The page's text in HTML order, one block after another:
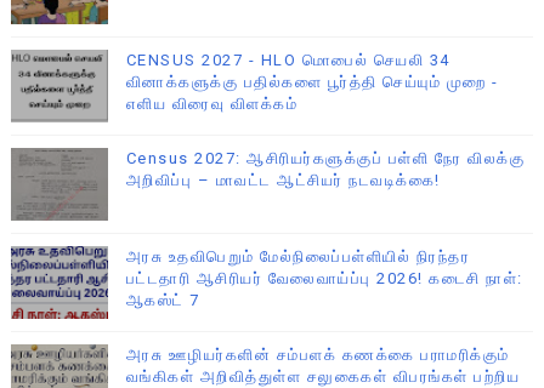
CENSUS 2027 - HLO மொபைல் செயலி 34
வினாக்களுக்கு பதில்களை பூர்த்தி செய்யும் முறை -
எளிய விரைவு விளக்கம்
Census 2027: ஆசிரியர்களுக்குப் பள்ளி நேர விலக்கு
அறிவிப்பு – மாவட்ட ஆட்சியர் நடவடிக்கை!
அரசு உதவிபெறும் மேல்நிலைப்பள்ளியில் நிரந்தர
பட்டதாரி ஆசிரியர் வேலைவாய்ப்பு 2026! கடைசி நாள்:
ஆகஸ்ட் 7
அரசு ஊழியர்களின் சம்பளக் கணக்கை பராமரிக்கும்
வங்கிகள் அறிவித்துள்ள சலுகைகள் விபரங்கள் பற்றிய